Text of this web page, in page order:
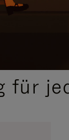
für